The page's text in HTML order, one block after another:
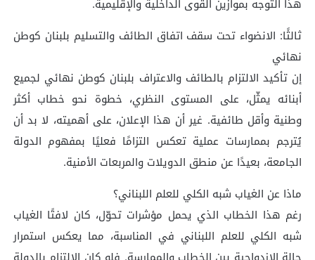
ثالثًا: الانضواء تحت سقف اتفاق الطائف والتسليم بلبنان كوطن
نهائي
إن تأكيد الالتزام بالطائف والاعتراف بلبنان كوطن نهائي لجميع
أبنائه يمثّل، على المستوى النظري، خطوة نحو خطاب أكثر
وطنية وأقل طائفية. غير أن هذا الإعلان، على أهميته، لا بد أن
يُترجم بممارسات عملية تعكس التزامًا فعليًا بمفهوم الدولة
الجامعة، بعيدًا عن منطق الدويلات والمربعات الأمنية.
ماذا عن الغياب شبه الكلي للعلم اللبناني؟
رغم هذا الخطاب الذي يحمل مؤشرات تحوّل، كان لافتًا الغياب
شبه الكلي للعلم اللبناني في المناسبة، مما يعكس استمرار